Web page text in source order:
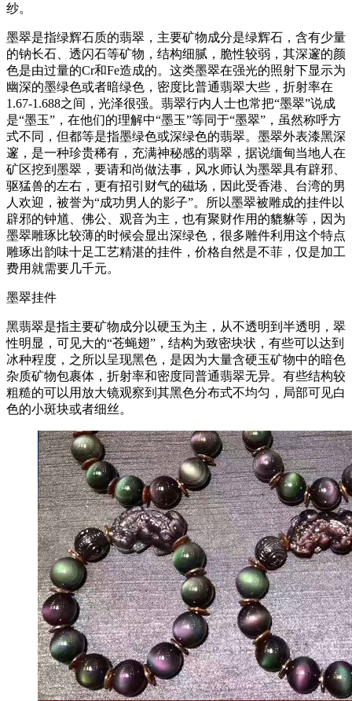
纱。
墨翠是指绿辉石质的翡翠，主要矿物成分是绿辉石，含有少量
的钠长石、透闪石等矿物，结构细腻，脆性较弱，其深邃的颜
色是由过量的Cr和Fe造成的。这类墨翠在强光的照射下显示为
幽深的墨绿色或者暗绿色，密度比普通翡翠大些，折射率在
1.67-1.688之间，光泽很强。翡翠行内人士也常把“墨翠”说成
是“墨玉”，在他们的理解中“墨玉”等同于“墨翠”，虽然称呼方
式不同，但都等是指墨绿色或深绿色的翡翠。墨翠外表漆黑深
邃，是一种珍贵稀有，充满神秘感的翡翠，据说缅甸当地人在
矿区挖到墨翠，要请和尚做法事，风水师认为墨翠具有辟邪、
驱猛兽的左右，更有招引财气的磁场，因此受香港、台湾的男
人欢迎，被誉为“成功男人的影子”。所以墨翠被雕成的挂件以
辟邪的钟馗、佛公、观音为主，也有聚财作用的貔貅等，因为
墨翠雕琢比较薄的时候会显出深绿色，很多雕件利用这个特点
雕琢出韵味十足工艺精湛的挂件，价格自然是不菲，仅是加工
费用就需要几千元。
墨翠挂件
黑翡翠是指主要矿物成分以硬玉为主，从不透明到半透明，翠
性明显，可见大的“苍蝇翅”，结构为致密块状，有些可以达到
冰种程度，之所以呈现黑色，是因为大量含硬玉矿物中的暗色
杂质矿物包裹体，折射率和密度同普通翡翠无异。有些结构较
粗糙的可以用放大镜观察到其黑色分布式不均匀，局部可见白
色的小斑块或者细丝。